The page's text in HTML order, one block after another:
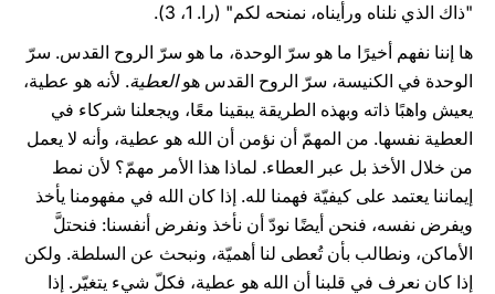
"ذاك الذي نلناه ورأيناه، نمنحه لكم" (را. 1، 3).
ها إننا نفهم أخيرًا ما هو سرّ الوحدة، ما هو سرّ الروح القدس. سرّ
الوحدة في الكنيسة، سرّ الروح القدس هوالعطية. لأنه هو عطية،
يعيش واهبًا ذاته وبهذه الطريقة يبقينا معًا، ويجعلنا شركاء في
العطية نفسها. من المهمّ أن نؤمن أن الله هو عطية، وأنه لا يعمل
من خلال الأخذ بل عبر العطاء. لماذا هذا الأمر مهمّ؟ لأن نمط
إيماننا يعتمد على كيفيّة فهمنا لله. إذا كان الله في مفهومنا يأخذ
ويفرض نفسه، فنحن أيضًا نودّ أن نأخذ ونفرض أنفسنا: فنحتلَّ
الأماكن، ونطالب بأن تُعطى لنا أهميّة، ونبحث عن السلطة. ولكن
إذا كان نعرف في قلبنا أن الله هو عطية، فكلّ شيء يتغيّر. إذا